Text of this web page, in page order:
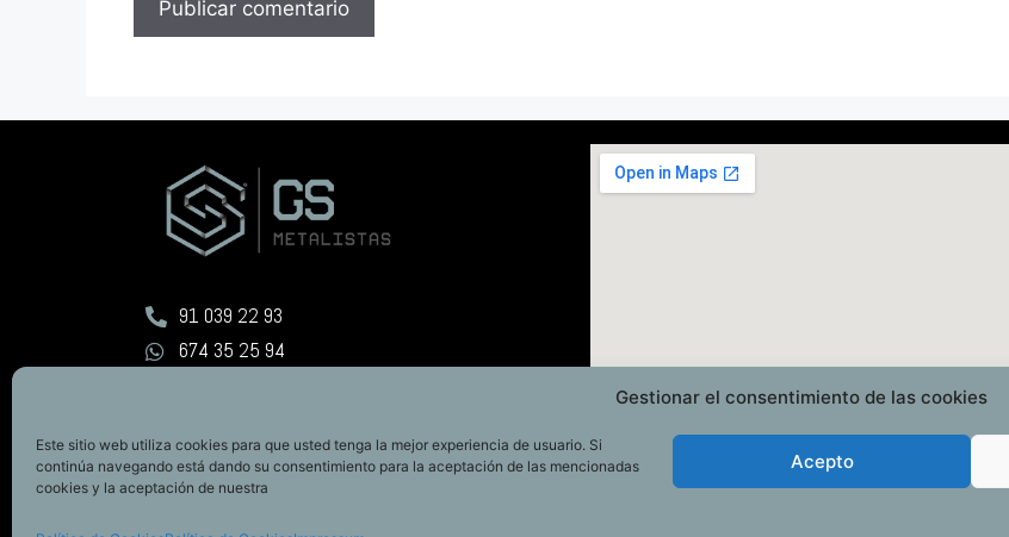
Gestionar el consentimiento de las cookies
Este sitio web utiliza cookies para que usted tenga la mejor experiencia de usuario. Si
continúa navegando está dando su consentimiento para la aceptación de las mencionadas
cookies y la aceptación de nuestra
Acepto
91 039 22 93
674 35 25 94